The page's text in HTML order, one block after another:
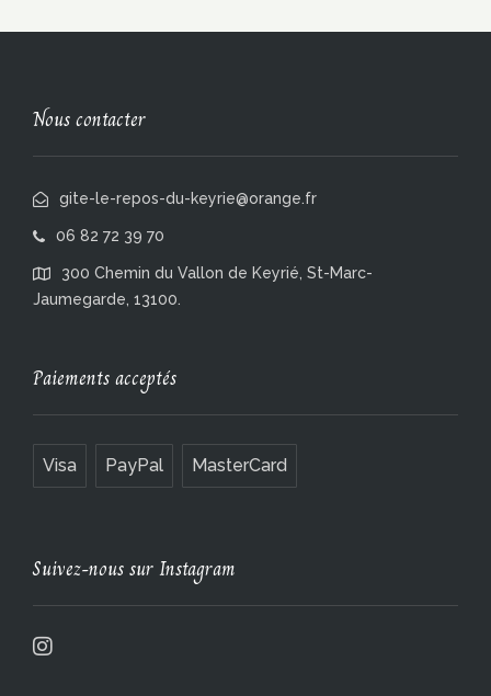
Nous contacter
gite-le-repos-du-keyrie@orange.fr
06 82 72 39 70
300 Chemin du Vallon de Keyrié, St-Marc-
Jaumegarde, 13100.
Paiements acceptés
Visa PayPal MasterCard
Suivez-nous sur Instagram